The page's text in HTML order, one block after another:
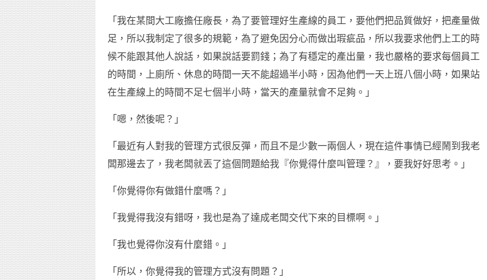
「我在某間大工廠擔任廠長，為了要管理好生產線的員工，要他們把品質做好，把產量做
足，所以我制定了很多的規範，為了避免因分心而做出瑕疵品，所以我要求他們上工的時
候不能跟其他人說話，如果說話要罰錢；為了有穩定的產出量，我也嚴格的要求每個員工
的時間，上廁所、休息的時間一天不能超過半小時，因為他們一天上班八個小時，如果站
在生產線上的時間不足七個半小時，當天的產量就會不足夠。」
「嗯，然後呢？」
「最近有人對我的管理方式很反彈，而且不是少數一兩個人，現在這件事情已經鬧到我老
闆那邊去了，我老闆就丟了這個問題給我『你覺得什麼叫管理？』，要我好好思考。」
「你覺得你有做錯什麼嗎？」
「我覺得我沒有錯呀，我也是為了達成老闆交代下來的目標啊。」
「我也覺得你沒有什麼錯。」
「所以，你覺得我的管理方式沒有問題？」